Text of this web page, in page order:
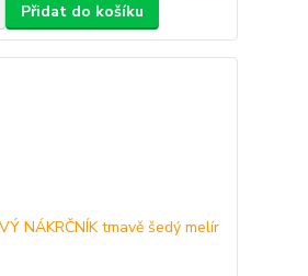
Přidat do košíku